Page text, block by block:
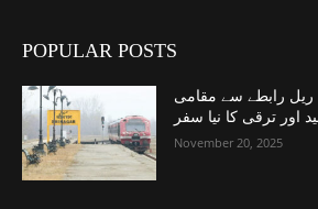
POPULAR POSTS
ریل رابطے سے مقامی
اور ترقی کا نیا سفر
November 20, 2025